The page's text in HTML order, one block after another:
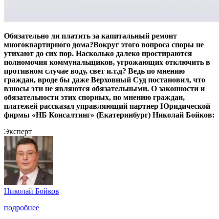
Обязательно ли платить за капитальный ремонт
многоквартирного дома?Вокруг этого вопроса споры не
утихают до сих пор. Насколько далеко простираются
полномочия коммунальщиков, угрожающих отключить в
противном случае воду, свет и.т.д? Ведь по мнению
граждан, вроде бы даже Верховный Суд постановил, что
взносы эти не являются обязательными. О законности и
обязательности этих спорных, по мнению граждан,
платежей рассказал управляющий партнер Юридической
фирмы «НБ Консалтинг» (Екатеринбург) Николай Бойков:
Эксперт
Николай Бойков
подробнее